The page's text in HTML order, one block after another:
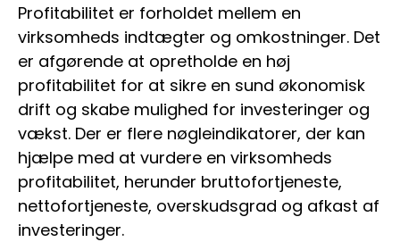
Profitabilitet er forholdet mellem en
virksomheds indtægter og omkostninger. Det
er afgørende at opretholde en høj
profitabilitet for at sikre en sund økonomisk
drift og skabe mulighed for investeringer og
vækst. Der er flere nøgleindikatorer, der kan
hjælpe med at vurdere en virksomheds
profitabilitet, herunder bruttofortjeneste,
nettofortjeneste, overskudsgrad og afkast af
investeringer.